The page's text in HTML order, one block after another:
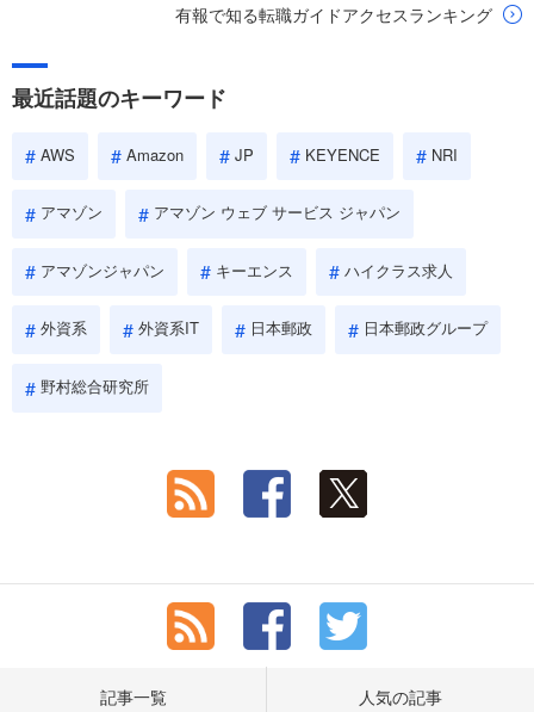
有報で知る転職ガイドアクセスランキング
最近話題のキーワード
AWS Amazon JP KEYENCE NRI
アマゾン アマゾン ウェブ サービス ジャパン
アマゾンジャパン キーエンス ハイクラス求人
外資系 外資系IT 日本郵政 日本郵政グループ
野村総合研究所
記事一覧 人気の記事